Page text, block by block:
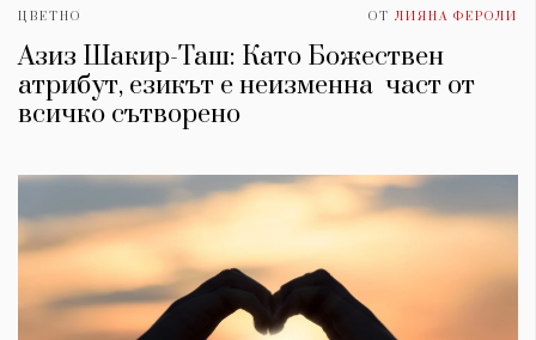
ЦВЕТНО ОТ ЛИЯНА ФЕРОЛИ
Азиз Шакир-Таш: Като Божествен
атрибут, езикът е неизменна част от
всичко сътворено